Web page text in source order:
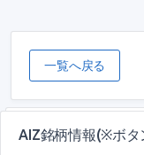
一覧へ戻る
AIZ銘柄情報(※ボタ